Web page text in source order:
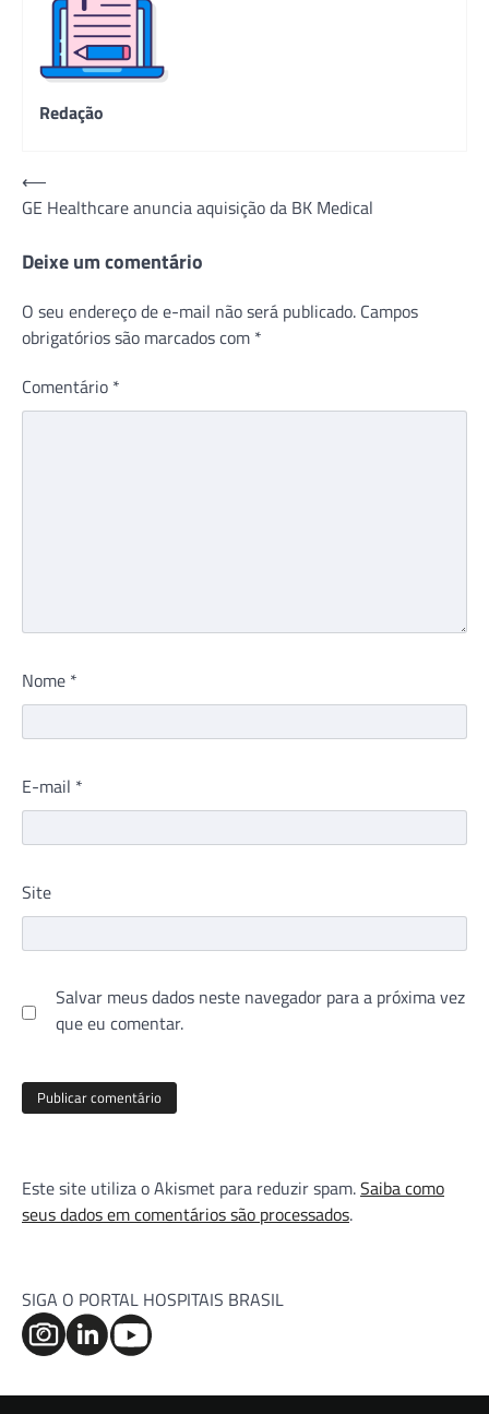
Redação
Navegação
de
Post
⟵
GE Healthcare anuncia aquisição da BK Medical
Deixe um comentário
O seu endereço de e-mail não será publicado. Campos
obrigatórios são marcados com *
Comentário *
Nome *
E-mail *
Site
Salvar meus dados neste navegador para a próxima vez
que eu comentar.
Este site utiliza o Akismet para reduzir spam.Saiba como
seus dados em comentários são processados.
SIGA O PORTAL HOSPITAIS BRASIL